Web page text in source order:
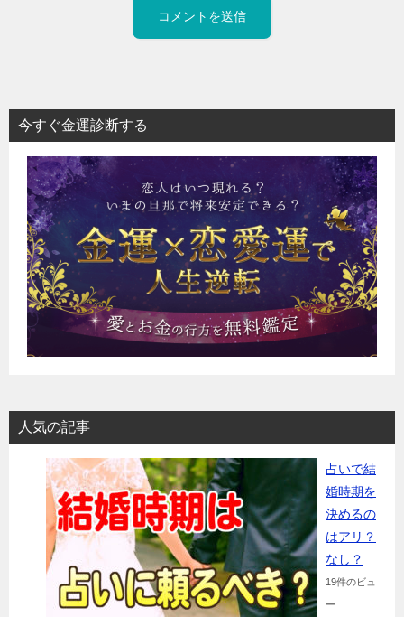
今すぐ金運診断する
人気の記事
占いで結
婚時期を
決めるの
はアリ？
なし？
19件のビュ
ー